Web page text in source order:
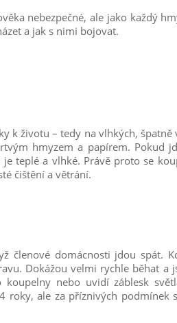
nebezpečné, ale jako každý
a jak s nimi bojovat.
k životu – tedy na vlhkých, špatně
hmyzem a papírem. Pokud
teplé a vlhké. Právě proto se
čištění a větrání.
členové domácnosti jdou spát.
Dokážou velmi rychle běhat a
nebo uvidí záblesk
roky, ale za příznivých podmínek